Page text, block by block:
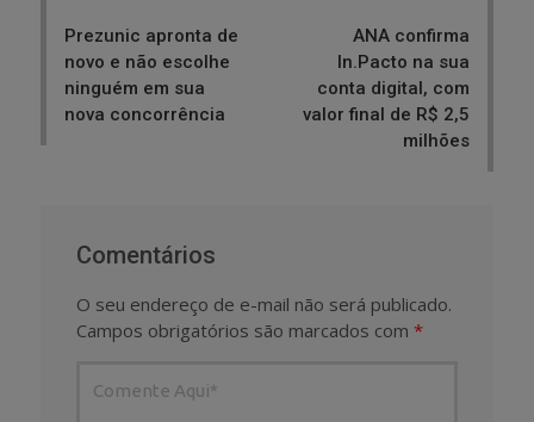
Prezunic apronta de
novo e não escolhe
ninguém em sua
nova concorrência
ANA confirma
In.Pacto na sua
conta digital, com
valor final de R$ 2,5
milhões
Comentários
O seu endereço de e-mail não será publicado.
Campos obrigatórios são marcados com *